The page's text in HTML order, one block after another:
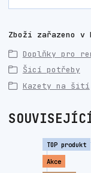
Zboží zařazeno
Doplňky pro
Šicí potřeby
Kazety na šití
TOP produkt
Akce